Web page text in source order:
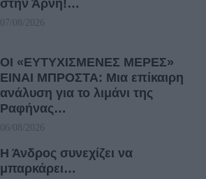
στην Άρνη!…
07/08/2026
ΟΙ «ΕΥΤΥΧΙΣΜΕΝΕΣ ΜΕΡΕΣ»
ΕΙΝΑΙ ΜΠΡΟΣΤΑ: Μια επίκαιρη
ανάλυση για το λιμάνι της
Ραφήνας…
06/08/2026
Η Άνδρος συνεχίζει να
μπαρκάρει…